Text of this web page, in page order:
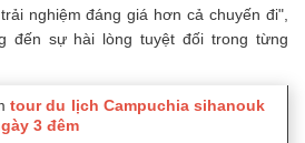
nghiệm đáng giá hơn cả chuyến đi",
đến sự hài lòng tuyệt đối trong từng
tour du lịch Campuchiasihanouk
3 đêm